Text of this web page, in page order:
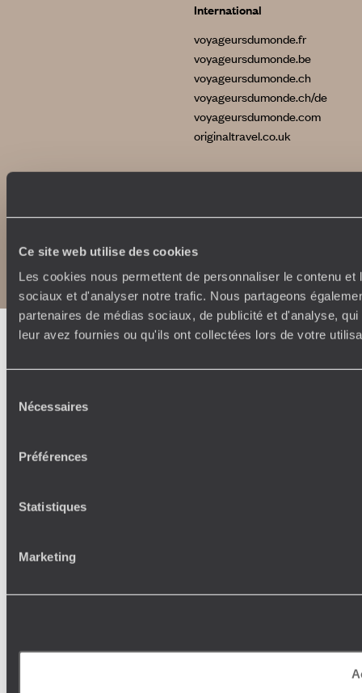
Ce site web utilise des cookies
Les cookies nous permettent de personnaliser le contenu
sociaux et d'analyser notre trafic. Nous partageons
partenaires de médias sociaux, de publicité et d'analyse,
leur avez fournies ou qu'ils ont collectées lors de votre
Nécessaires
Préférences
Statistiques
Marketing
International
voyageursdumonde.fr
voyageursdumonde.be
voyageursdumonde.ch
voyageursdumonde.ch/de
voyageursdumonde.com
originaltravel.co.uk
Politique de confidentialité et de Cookies
Notice légale et CGU